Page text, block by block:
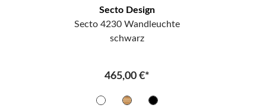
Secto Design
Secto 4230 Wandleuchte
schwarz
465,00 €*